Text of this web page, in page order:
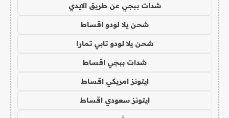
شدات ببجي عن طريق الايدي
شحن يلا لودو اقساط
شحن يلا لودو تابي تمارا
شدات ببجي اقساط
ايتونز امريكي اقساط
ايتونز سعودي اقساط